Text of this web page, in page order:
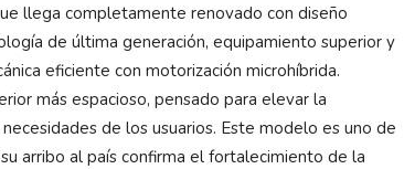
llega completamente renovado con diseño
de última generación, equipamiento superior y
eficiente con motorización microhíbrida.
más espacioso, pensado para elevar la
de los usuarios. Este modelo es uno de
arribo al país confirma el fortalecimiento de la